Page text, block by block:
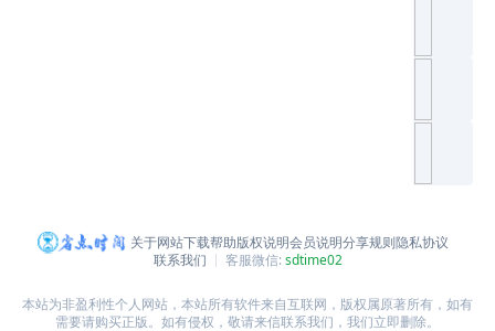
关于网站下载帮助版权说明会员说明分享规则隐私协议
联系我们
客服微信:sdtime02
本站为非盈利性个人网站，本站所有软件来自互联网，版权属原著所有，如有
需要请购买正版。如有侵权，敬请来信联系我们，我们立即删除。